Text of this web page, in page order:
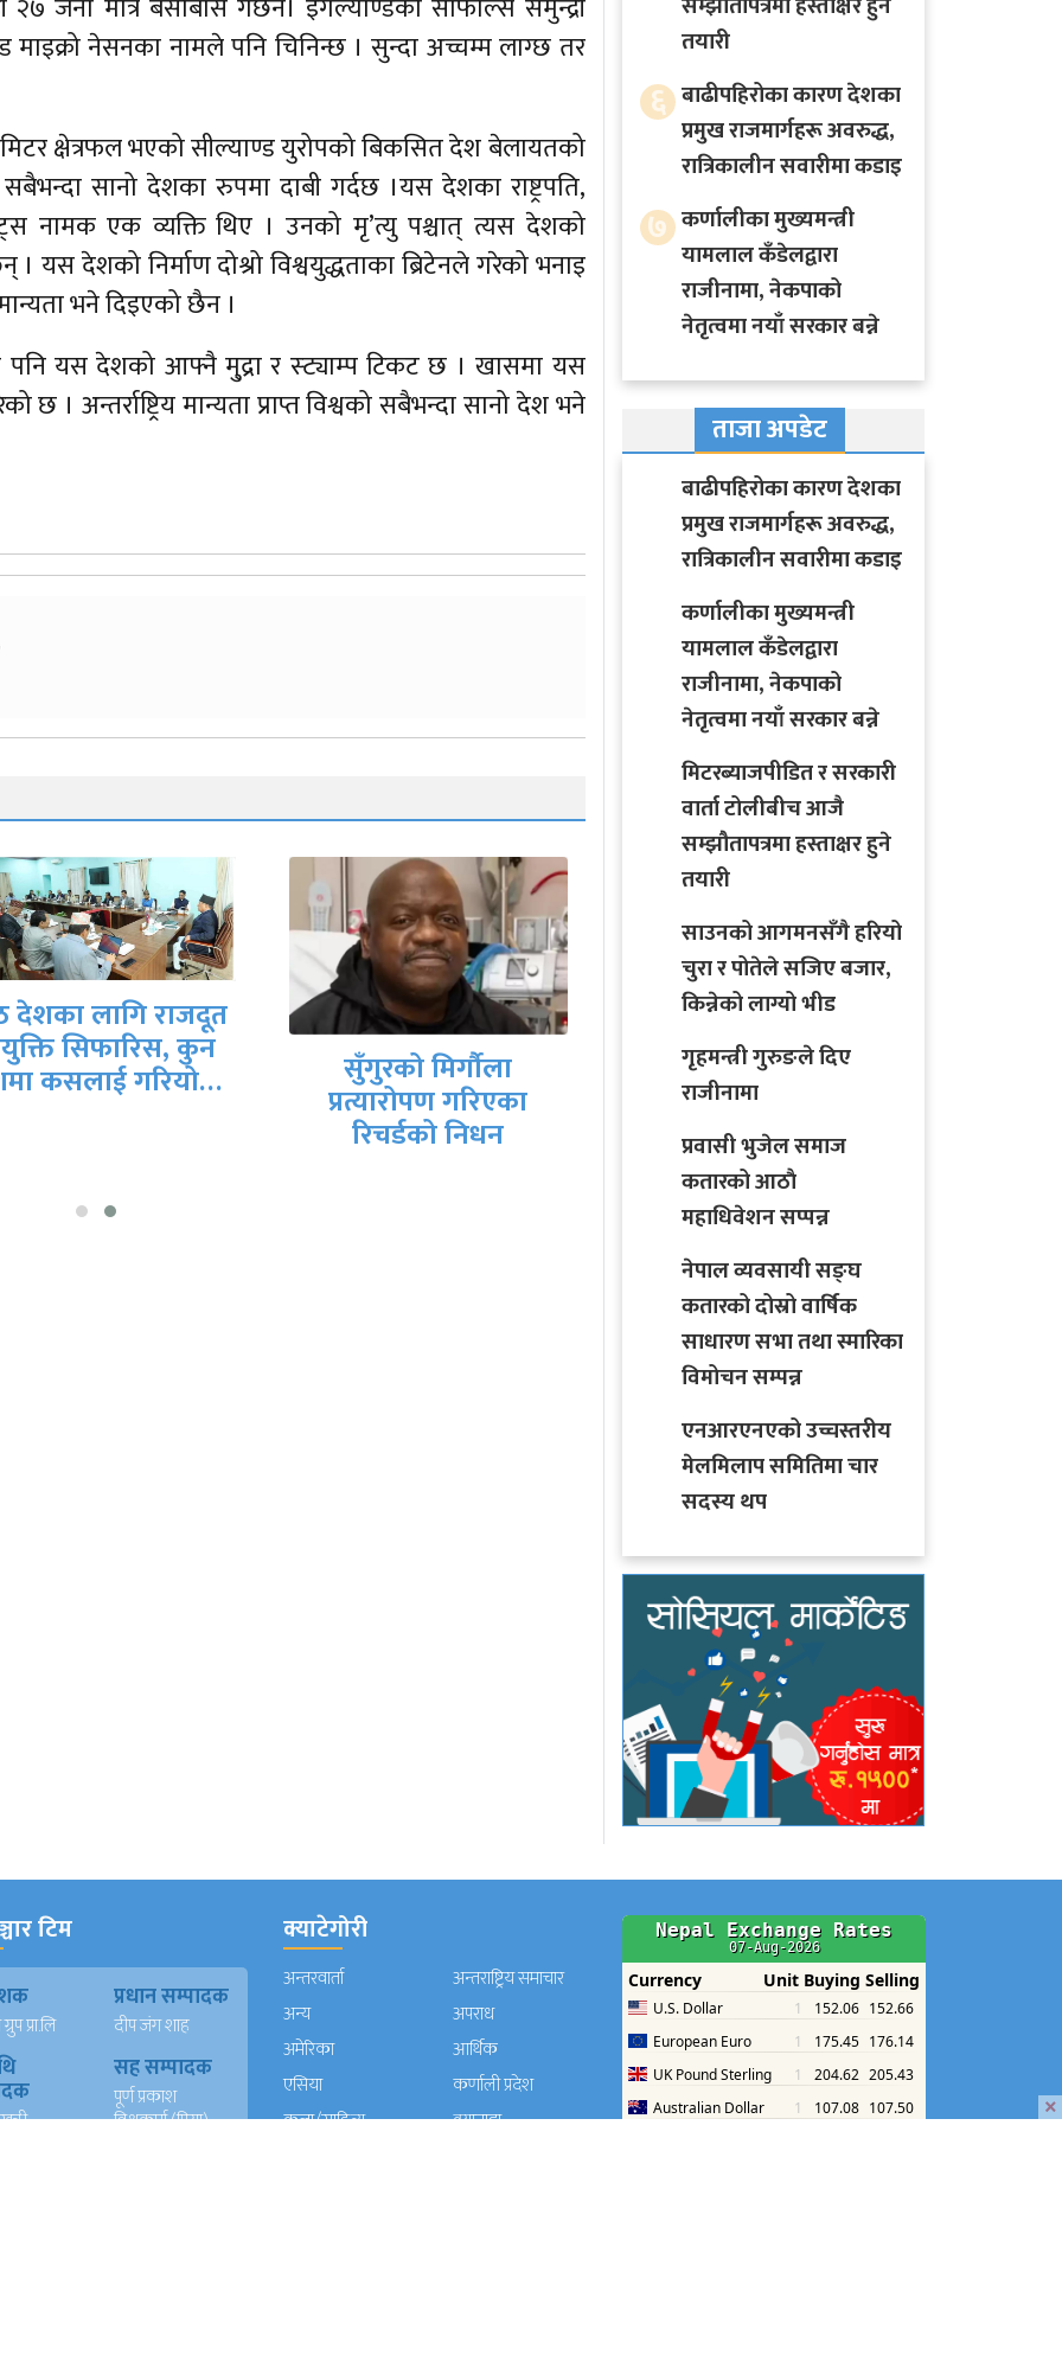
माइक्रो नेसनका नामले पनि चिनिन्छ । सुन्दा अच्चम्म लाग्छ तर
क्षेत्रफल भएको सील्याण्ड युरोपको बिकसित देश बेलायतको
सानो देशका रुपमा दाबी गर्दछ ।यस देशका राष्ट्रपति,
नामक एक व्यक्ति थिए । उनको मृ’त्यु पश्चात् त्यस देशको
यस देशको निर्माण दोश्रो विश्वयुद्धताका ब्रिटेनले गरेको भनाइ
भने दिइएको छैन ।
यस देशको आफ्नै मु्द्रा र स्ट्याम्प टिकट छ । खासमा यस
अन्तर्राष्ट्रिय मान्यता प्राप्त विश्वको सबैभन्दा सानो देश भने
सुँगुरको मिर्गौला
गरिएका
कंगनालाई दियो भाजपाले
लोकसभा चुनावको टिकट
दिल्लीका मुख्यमन्त्री
अरविन्द केजरीवाल पक्राउ
तयारी
६ बाढीपहिरोका कारण देशका
प्रमुख राजमार्गहरू अवरुद्ध,
रात्रिकालीन सवारीमा कडाइ
७ कर्णालीका मुख्यमन्त्री
यामलाल कँडेलद्वारा
राजीनामा, नेकपाको
नेतृत्वमा नयाँ सरकार बन्ने
ताजा अपडेट
बाढीपहिरोका कारण देशका
प्रमुख राजमार्गहरू अवरुद्ध,
रात्रिकालीन सवारीमा कडाइ
कर्णालीका मुख्यमन्त्री
यामलाल कँडेलद्वारा
राजीनामा, नेकपाको
नेतृत्वमा नयाँ सरकार बन्ने
मिटरब्याजपीडित र सरकारी
वार्ता टोलीबीच आजै
सम्झौतापत्रमा हस्ताक्षर हुने
तयारी
साउनको आगमनसँगै हरियो
चुरा र पोतेले सजिए बजार,
किन्नेको लाग्यो भीड
गृहमन्त्री गुरुङले दिए
राजीनामा
प्रवासी भुजेल समाज
कतारको आठाै
महाधिवेशन सप्पन्न
नेपाल व्यवसायी सङ्घ
कतारको दोस्रो वार्षिक
साधारण सभा तथा स्मारिका
विमोचन सम्पन्न
एनआरएनएको उच्चस्तरीय
मेलमिलाप समितिमा चार
सदस्य थप
टिम
प्रा.लि
प्रधान सम्पादक
दीप जंग शाह
सह सम्पादक
पूर्ण प्रकाश
विश्वकर्मा (प्रिया)
क्याटेगोरी
अन्तरवार्ता
अन्तराष्ट्रिय समाचार
अन्य
अपराध
अमेरिका
आर्थिक
एसिया
कर्णाली प्रदेश
कला/साहित्य
क्यानाडा
×